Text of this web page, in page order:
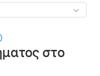
στο